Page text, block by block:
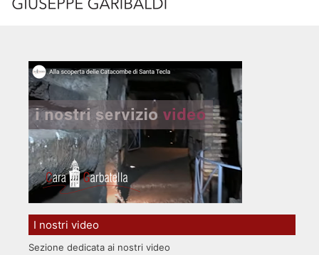
I nostri video
Sezione dedicata ai nostri video